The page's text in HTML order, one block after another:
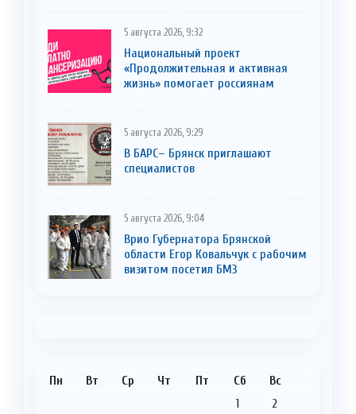
5 августа 2026, 9:32
Национальный проект
«Продолжительная и активная
жизнь» помогает россиянам
5 августа 2026, 9:29
В БАРС– Брянcк приглaшают
cпециaлистoв
5 августа 2026, 9:04
Врио Губернатора Брянской
области Егор Ковальчук с рабочим
визитом посетил БМЗ
Пн Вт Ср Чт Пт Сб Вс
1
2